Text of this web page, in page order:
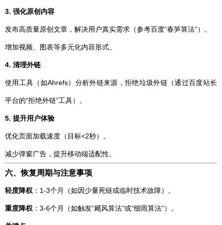
3. 强化原创内容
发布高质量原创文章，解决用户真实需求（参考百度“春笋算法”）。
增加视频、图表等多元化内容形式。
4. 清理外链
使用工具（如Ahrefs）分析外链来源，拒绝垃圾外链（通过百度站长
平台的“拒绝外链”工具）。
5. 提升用户体验
优化页面加载速度（目标<2秒）。
减少弹窗广告，提升移动端适配性。
六、恢复周期与注意事项
轻度降权 ：1-3个月（如因少量死链或临时技术故障）。
重度降权 ：3-6个月（如触发“飓风算法”或“细雨算法”）。